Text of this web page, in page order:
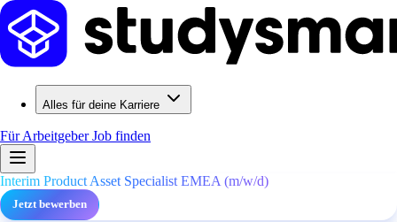
Alles für deine Karriere
Für ArbeitgeberJob finden
Interim Product Asset Specialist EMEA (m/w/d)
Jetzt bewerben